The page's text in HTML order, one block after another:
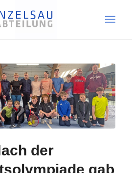
der
gab